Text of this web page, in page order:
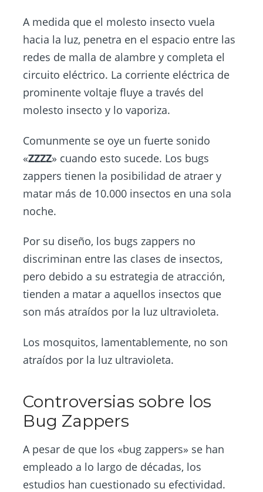
A medida que el molesto insecto vuela
hacia la luz, penetra en el espacio entre las
redes de malla de alambre y completa el
circuito eléctrico. La corriente eléctrica de
prominente voltaje fluye a través del
molesto insecto y lo vaporiza.
Comunmente se oye un fuerte sonido
«ZZZZ» cuando esto sucede. Los bugs
zappers tienen la posibilidad de atraer y
matar más de 10.000 insectos en una sola
noche.
Por su diseño, los bugs zappers no
discriminan entre las clases de insectos,
pero debido a su estrategia de atracción,
tienden a matar a aquellos insectos que
son más atraídos por la luz ultravioleta.
Los mosquitos, lamentablemente, no son
atraídos por la luz ultravioleta.
Controversias sobre los
Bug Zappers
A pesar de que los «bug zappers» se han
empleado a lo largo de décadas, los
estudios han cuestionado su efectividad.